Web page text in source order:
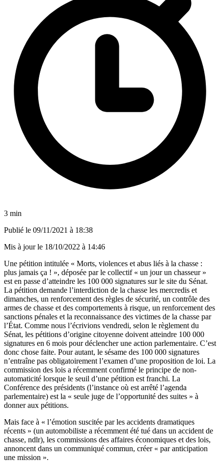
3 min
Publié le 09/11/2021 à 18:38
Mis à jour le 18/10/2022 à 14:46
Une pétition intitulée « Morts, violences et abus liés à la chasse :
plus jamais ça ! », déposée par le collectif « un jour un chasseur »
est en passe d’atteindre les 100 000 signatures sur le site du Sénat.
La pétition demande l’interdiction de la chasse les mercredis et
dimanches, un renforcement des règles de sécurité, un contrôle des
armes de chasse et des comportements à risque, un renforcement des
sanctions pénales et la reconnaissance des victimes de la chasse par
l’État. Comme nous l’écrivions vendredi, selon le règlement du
Sénat, les pétitions d’origine citoyenne doivent atteindre 100 000
signatures en 6 mois pour déclencher une action parlementaire. C’est
donc chose faite. Pour autant, le sésame des 100 000 signatures
n’entraîne pas obligatoirement l’examen d’une proposition de loi. La
commission des lois a récemment confirmé le principe de non-
automaticité lorsque le seuil d’une pétition est franchi. La
Conférence des présidents (l’instance où est arrêté l’agenda
parlementaire) est la « seule juge de l’opportunité des suites » à
donner aux pétitions.
Mais face à « l’émotion suscitée par les accidents dramatiques
récents » (un automobiliste a récemment été tué dans un accident de
chasse, ndlr), les commissions des affaires économiques et des lois,
annoncent dans un communiqué commun, créer « par anticipation
une mission ».